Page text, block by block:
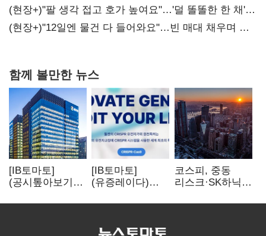
(현장+)"팔 생각 접고 호가 높여요"…'덜 똘똘한 한 채'
20억 키맞추기
(현장+)"12일엔 물건 다 들어와요"…빈 매대 채우며 문
함께 볼만한 뉴스
[IB토마토]
(공시톺아보기)
바로 매출로
[IB토마토]
(유증레이다)
3분의 1 토막…
비용부터 챙긴다
코스피, 중동
리스크·SK하닉
뒷걸음